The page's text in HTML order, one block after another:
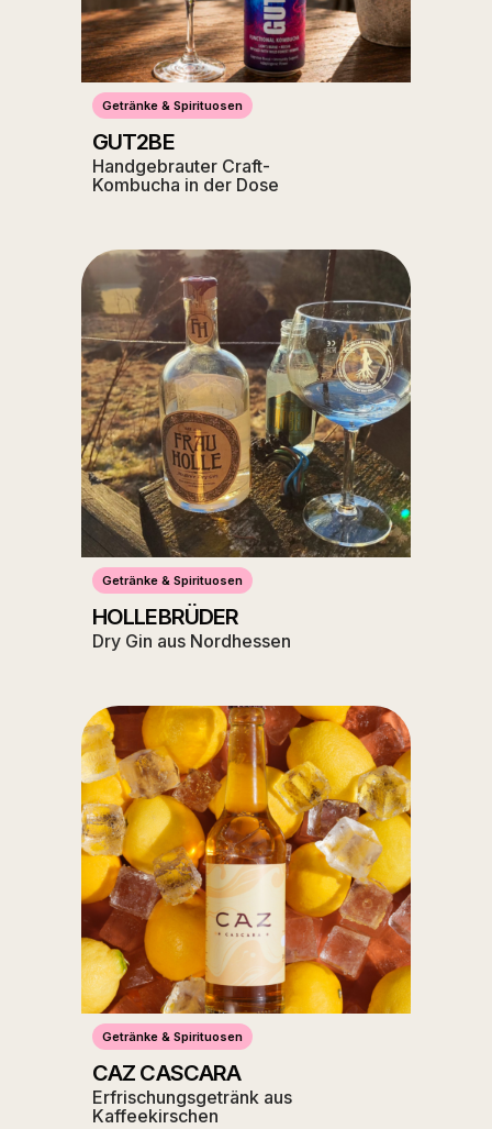
Getränke & Spirituosen
GUT2BE
Handgebrauter Craft-
Kombucha in der Dose
Getränke & Spirituosen
HOLLEBRÜDER
Dry Gin aus Nordhessen
Getränke & Spirituosen
CAZ CASCARA
Erfrischungsgetränk aus
Kaffeekirschen